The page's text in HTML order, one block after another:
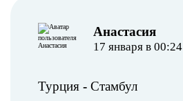
Анастасия
17 января в 00:24
Турция - Стамбул